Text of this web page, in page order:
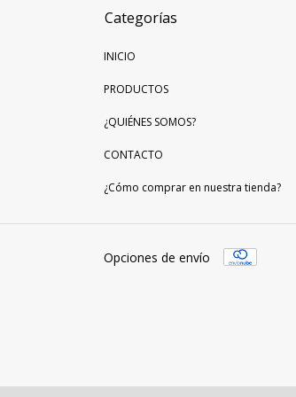
Categorías
INICIO
PRODUCTOS
¿QUIÉNES SOMOS?
CONTACTO
¿Cómo comprar en nuestra tienda?
Opciones de envío